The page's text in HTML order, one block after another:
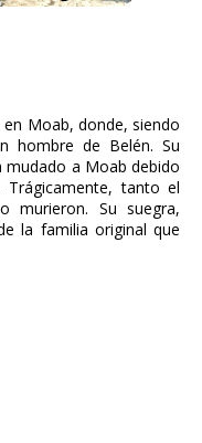
Moab, donde, siendo
hombre de Belén. Su
a Moab debido
tanto el
murieron. Su suegra,
la familia original que